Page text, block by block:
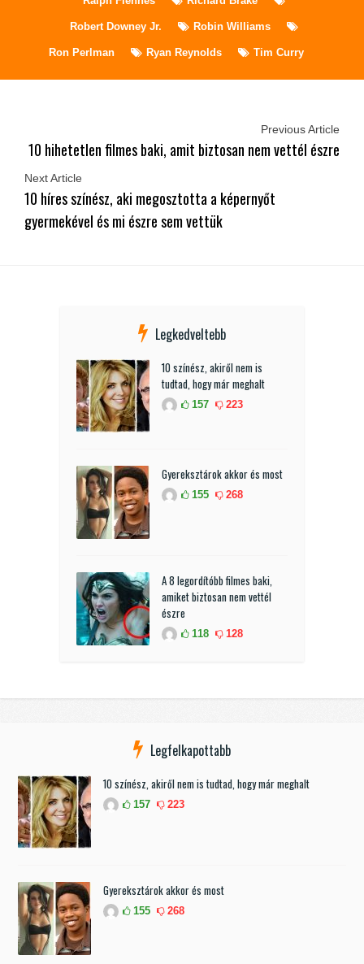
Robert Downey Jr. Robin Williams
Ron Perlman Ryan Reynolds Tim Curry
Previous Article
10 hihetetlen filmes baki, amit biztosan nem vettél észre
Next Article
10 híres színész, aki megosztotta a képernyőt
gyermekével és mi észre sem vettük
Legkedveltebb
10 színész, akiről nem is
tudtad, hogy már meghalt
157 223
Gyereksztárok akkor és most
155 268
A 8 legordítóbb filmes baki,
amiket biztosan nem vettél
észre
118 128
Legfelkapottabb
10 színész, akiről nem is tudtad, hogy már meghalt
157 223
Gyereksztárok akkor és most
155 268